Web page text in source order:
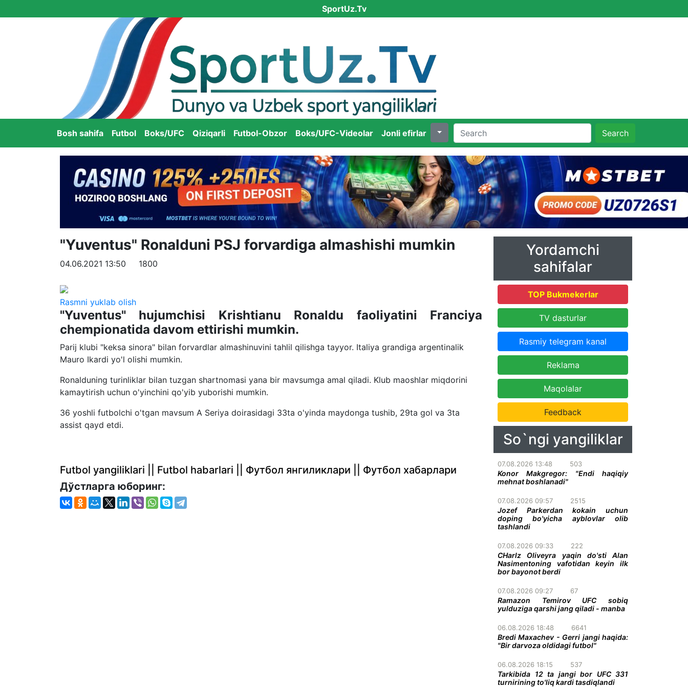
SportUz.Tv
Bosh sahifa Futbol Boks/UFC Qiziqarli Futbol-Obzor Boks/UFC-Videolar Jonli efirlar Search
"Yuventus" Ronalduni PSJ forvardiga almashishi mumkin
04.06.2021 13:50 1800
Rasmni yuklab olish
"Yuventus" hujumchisi Krishtianu Ronaldu faoliyatini Franciya
chempionatida davom ettirishi mumkin.
Parij klubi "keksa sinora" bilan forvardlar almashinuvini tahlil qilishga tayyor. Italiya grandiga argentinalik
Mauro Ikardi yo'l olishi mumkin.
Ronalduning turinliklar bilan tuzgan shartnomasi yana bir mavsumga amal qiladi. Klub maoshlar miqdorini
kamaytirish uchun o'yinchini qo'yib yuborishi mumkin.
36 yoshli futbolchi o'tgan mavsum A Seriya doirasidagi 33ta o'yinda maydonga tushib, 29ta gol va 3ta
assist qayd etdi.
Futbol yangiliklari || Futbol habarlari || Футбол янгиликлари || Футбол хабарлари
Дўстларга юборинг:
Yordamchi
sahifalar
TOP Bukmekerlar
TV dasturlar
Rasmiy telegram kanal
Reklama
Maqolalar
Feedback
So`ngi yangiliklar
07.08.2026 13:48 503
Konor Makgregor: "Endi haqiqiy
mehnat boshlanadi"
07.08.2026 09:57 2515
Jozef Parkerdan kokain uchun
doping bo'yicha ayblovlar olib
tashlandi
07.08.2026 09:33 222
CHarlz Oliveyra yaqin do'sti Alan
Nasimentoning vafotidan keyin ilk
bor bayonot berdi
07.08.2026 09:27 67
Ramazon Temirov UFC sobiq
yulduziga qarshi jang qiladi - manba
06.08.2026 18:48 6641
Bredi Maxachev - Gerri jangi haqida:
"Bir darvoza oldidagi futbol"
06.08.2026 18:15 537
Tarkibida 12 ta jangi bor UFC 331
turnirining to'liq kardi tasdiqlandi